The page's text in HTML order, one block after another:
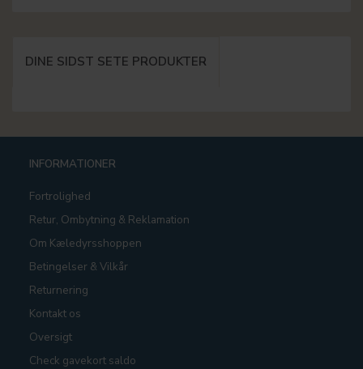
DINE SIDST SETE PRODUKTER
INFORMATIONER
Fortrolighed
Retur, Ombytning & Reklamation
Om Kæledyrsshoppen
Betingelser & Vilkår
Returnering
Kontakt os
Oversigt
Check gavekort saldo